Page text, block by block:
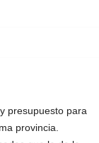
presupuesto para
provincia.